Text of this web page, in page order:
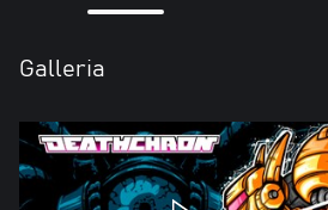
Galleria